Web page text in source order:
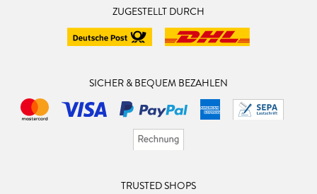
ZUGESTELLT DURCH
SICHER & BEQUEM BEZAHLEN
TRUSTED SHOPS